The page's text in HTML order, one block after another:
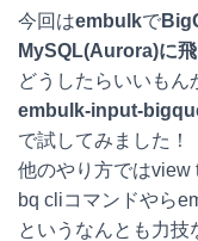
e
a
c
e
o
o
今回はembulkで
MySQL(Aurora)に
どうしたらいいもん
embulk-input-
で試してみました！
他のやり方ではview
bq cliコマンドやら
というなんとも力技